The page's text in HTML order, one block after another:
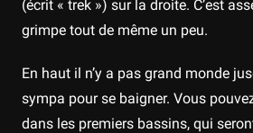
(écrit « trek ») sur la droite. C’est
grimpe tout de même un peu.
En haut il n’y a pas grand monde
sympa pour se baigner. Vous
dans les premiers bassins, qui